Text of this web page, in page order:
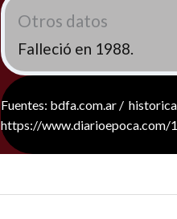
Otros datos
Falleció en 1988.
Fuentes: bdfa.com.ar /
https://www.diarioepoca.com/